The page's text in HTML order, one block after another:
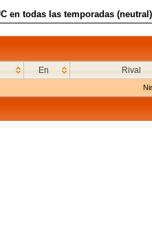
en todas las temporadas (neutral)
En Rival